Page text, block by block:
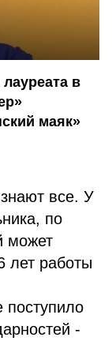
в
маяк»
все. У
по
может
лет работы
поступило
-